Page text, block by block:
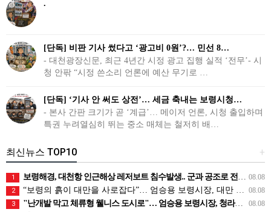
.
[단독] 비판 기사 썼다고 ‘광고비 0원’?… 민선 8…
- 대천광장신문, 최근 4년간 시정 광고 집행 실적 ‘전무’- 시
청 안팎 “시정 쓴소리 언론에 예산 무기로 …
[단독] ‘기사 안 써도 상전’… 세금 축내는 보령시청…
- 본사 간판 크기가 곧 ‘계급’… 메이저 언론, 시청 출입하며
특권 누려열심히 뛰는 중소 매체는 철저히 배…
+
최신뉴스 TOP10
08.08
1 보령해경, 대천항 인근해상 레저보트 침수발생.. 군과 공조로 전원구조
08.08
2 “보령의 흙이 대만을 사로잡다”… 엄승용 보령시장, 대만 톱 유튜버들과 머드 외교
08.08
3 "난개발 막고 체류형 웰니스 도시로"… 엄승용 보령시장, 청라면 찾아 첫 '주민 대화'